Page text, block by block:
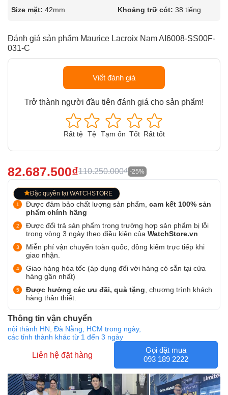
Size mặt: 42mm Khoảng trữ cót: 38 tiếng
Đánh giá sản phẩm Maurice Lacroix Nam AI6008-SS00F-
031-C
Viết đánh giá
Trở thành người đầu tiên đánh giá cho sản phẩm!
Rất tệ Tệ Tạm ổn Tốt Rất tốt
82.687.500₫110.250.000₫ -25%
Đặc quyền tại WATCHSTORE
Được đảm bảo chất lượng sản phẩm, cam kết 100% sản
phẩm chính hãng
Được đổi trả sản phẩm trong trường hợp sản phẩm bị lỗi
trong vòng 3 ngày theo điều kiện của WatchStore.vn
Miễn phí vận chuyển toàn quốc, đồng kiểm trực tiếp khi
giao nhận.
Giao hàng hỏa tốc (áp dụng đối với hàng có sẵn tại cửa
hàng gần nhất)
Được hưởng các ưu đãi, quà tặng , chương trình khách
hàng thân thiết.
Thông tin vận chuyển
nội thành HN, Đà Nẵng, HCM trong ngày,
các tỉnh thành khác từ 1 đến 3 ngày
Liên hệ đặt hàng
Gọi đặt mua
093 189 2222